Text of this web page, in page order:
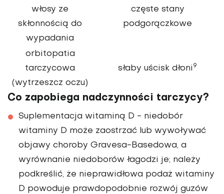
włosy ze
skłonnością do
wypadania
częste stany
podgorączkowe
orbitopatia
tarczycowa
(wytrzeszcz oczu)
słaby uścisk dłoni 9
Co zapobiega nadczynności tarczycy?
Suplementacja witaminą D - niedobór
witaminy D może zaostrzać lub wywoływać
objawy choroby Gravesa-Basedowa, a
wyrównanie niedoborów łagodzi je; należy
podkreślić, że nieprawidłowa podaż witaminy
D powoduje prawdopodobnie rozwój guzów